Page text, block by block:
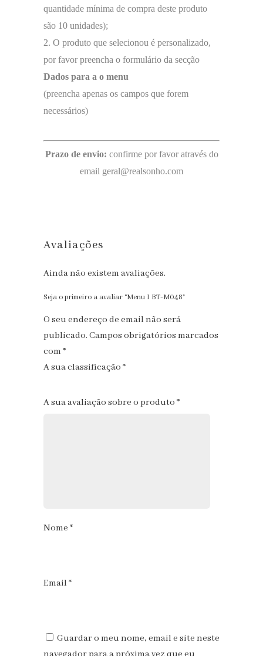
quantidade mínima de compra deste produto
são 10 unidades);
2. O produto que selecionou é personalizado,
por favor preencha o formulário da secção
Dados para a o menu
(preencha apenas os campos que forem
necessários)
Prazo de envio: confirme por favor através do
email geral@realsonho.com
Avaliações
Ainda não existem avaliações.
Seja o primeiro a avaliar “Menu I BT-M048”
O seu endereço de email não será
publicado. Campos obrigatórios marcados
com *
A sua classificação *
A sua avaliação sobre o produto *
Nome *
Email *
Guardar o meu nome, email e site neste